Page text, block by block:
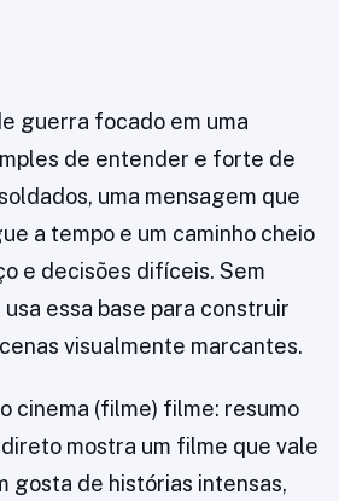
guerra focado em uma
de entender e forte de
uma mensagem que
a tempo e um caminho cheio
e decisões difíceis. Sem
essa base para construir
visualmente marcantes.
cinema (filme) filme: resumo
mostra um filme que vale
gosta de histórias intensas,